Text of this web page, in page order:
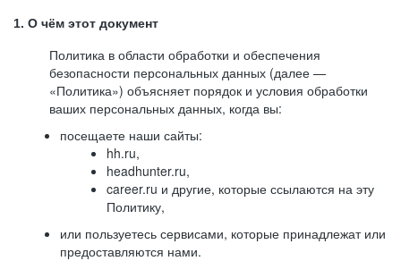
1. О чём этот документ
Политика в области обработки и обеспечения
безопасности персональных данных (далее —
«Политика») объясняет порядок и условия обработки
ваших персональных данных, когда вы:
посещаете наши сайты:
hh.ru,
headhunter.ru,
career.ru и другие, которые ссылаются на эту
Политику,
или пользуетесь сервисами, которые принадлежат или
предоставляются нами.